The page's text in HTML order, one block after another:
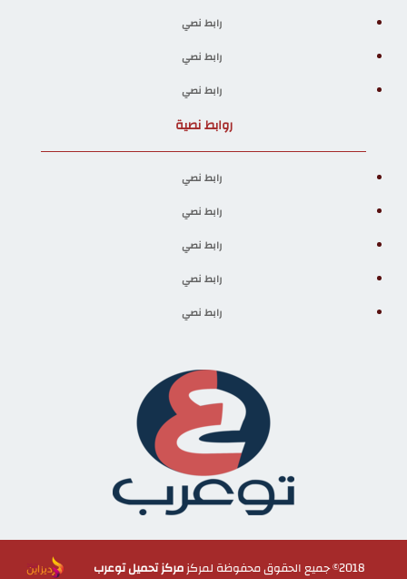
رابط نصي
رابط نصي
رابط نصي
روابط نصية
رابط نصي
رابط نصي
رابط نصي
رابط نصي
رابط نصي
2018© جميع الحقوق محفوظة لمركز مركز تحميل توعرب